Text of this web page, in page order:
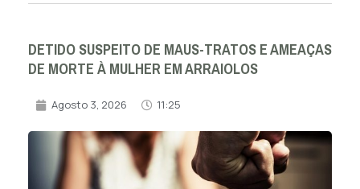
DETIDO SUSPEITO DE MAUS-TRATOS E AMEAÇAS
DE MORTE À MULHER EM ARRAIOLOS
Agosto 3, 2026 11:25